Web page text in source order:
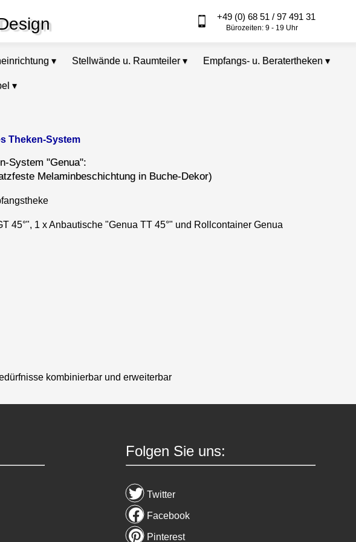
+49 (0) 68 51 / 97 491 31
Bürozeiten: 9 - 19 Uhr
Theken-System
System "Genua":
Melaminbeschichtung in Buche-Dekor)
45°", 1 x Anbautische "Genua TT 45°" und Rollcontainer Genua
kombinierbar und erweiterbar
▾ Stellwände u. Raumteiler▾ Empfangs- u. Beratertheken ▾
▾
Folgen Sie uns:
Twitter
Facebook
Pinterest